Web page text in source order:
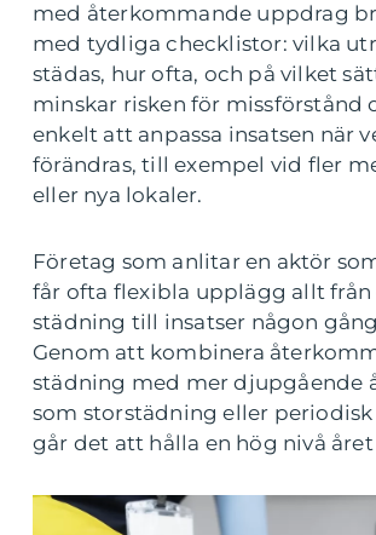
med återkommande uppdrag
med tydliga checklistor: vilka
städas, hur ofta, och på vilket
minskar risken för missförstånd
enkelt att anpassa insatsen när
förändras, till exempel vid fler
eller nya lokaler.
Företag som anlitar en aktör
får ofta flexibla upplägg allt
städning till insatser någon
Genom att kombinera
städning med mer djupgående
som storstädning eller
går det att hålla en hög nivå